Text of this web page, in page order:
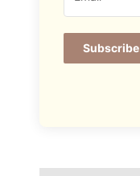
Subscribe